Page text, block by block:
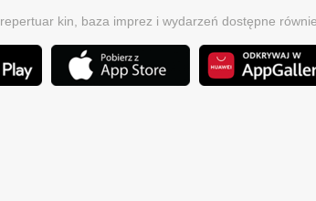
repertuar kin, baza imprez i wydarzeń dostępne